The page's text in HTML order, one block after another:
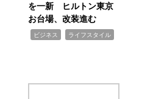
を一新 ヒルトン東京
お台場、改装進む
ビジネス ライフスタイル